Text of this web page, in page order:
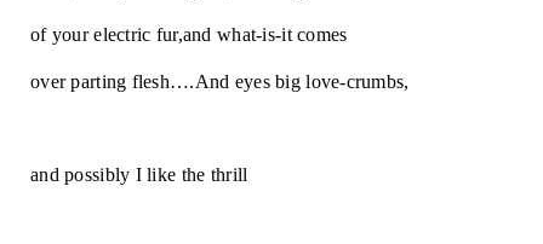
of your electric fur,and what-is-it comes
over parting flesh….And eyes big love-crumbs,
and possibly I like the thrill